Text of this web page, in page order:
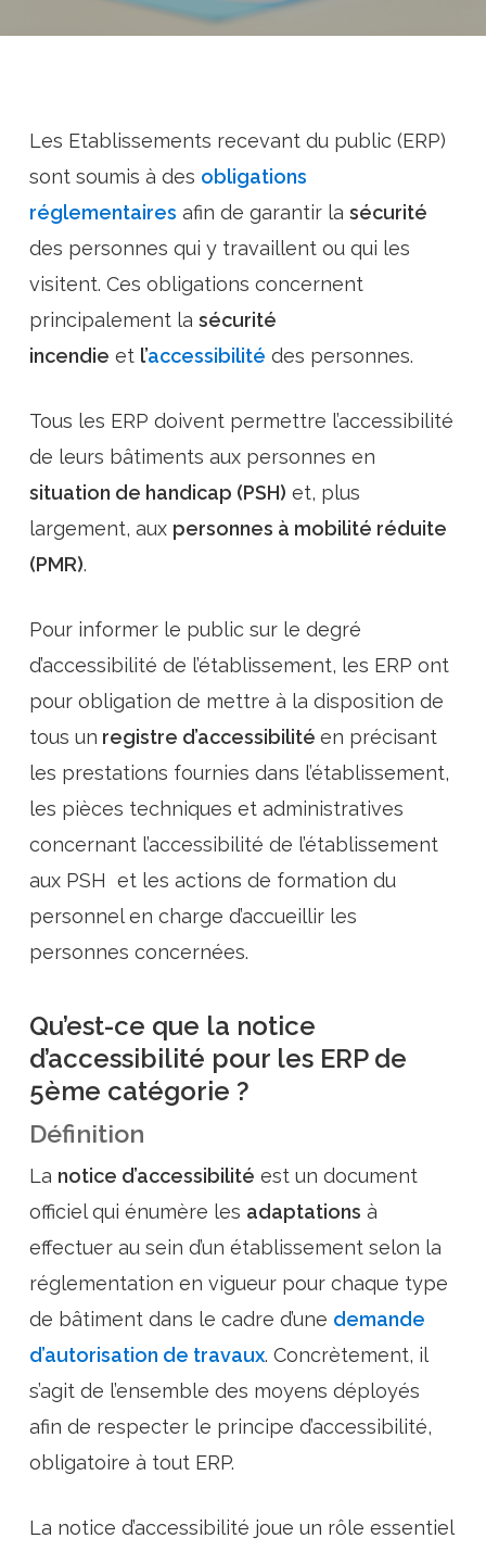
Les Etablissements recevant du public (ERP)
sont soumis à des obligations
réglementaires afin de garantir la sécurité
des personnes qui y travaillent ou qui les
visitent. Ces obligations concernent
principalement la sécurité
incendie et l’accessibilité des personnes.
Tous les ERP doivent permettre l’accessibilité
de leurs bâtiments aux personnes en
situation de handicap (PSH) et, plus
largement, aux personnes à mobilité réduite
(PMR).
Pour informer le public sur le degré
d’accessibilité de l’établissement, les ERP ont
pour obligation de mettre à la disposition de
tous un registre d’accessibilité en précisant
les prestations fournies dans l’établissement,
les pièces techniques et administratives
concernant l’accessibilité de l’établissement
aux PSH et les actions de formation du
personnel en charge d’accueillir les
personnes concernées.
Qu’est-ce que la notice
d’accessibilité pour les ERP de
5ème catégorie ?
Définition
La notice d’accessibilité est un document
officiel qui énumère les adaptations à
effectuer au sein d’un établissement selon la
réglementation en vigueur pour chaque type
de bâtiment dans le cadre d’une demande
d’autorisation de travaux. Concrètement, il
s’agit de l’ensemble des moyens déployés
afin de respecter le principe d’accessibilité,
obligatoire à tout ERP.
La notice d’accessibilité joue un rôle essentiel